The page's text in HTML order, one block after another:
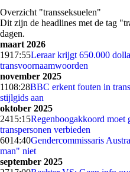
Overzicht "transseksuelen"
Dit zijn de headlines met de tag
dagen.
maart 2026
1917:55Leraar krijgt 650.000
transvoornaamwoorden
november 2025
1108:28BBC erkent fouten in
stijlgids aan
oktober 2025
2415:15Regenboogakkoord moet
transpersonen verbieden
6014:40Gendercommissaris
man" niet
september 2025